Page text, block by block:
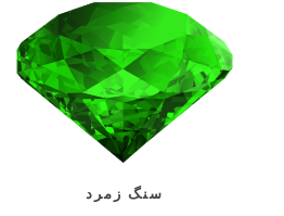
سنگ زمرد